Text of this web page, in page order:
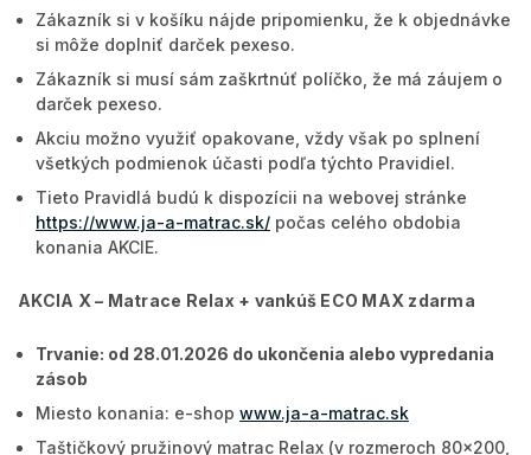
Zákazník si v košíku nájde pripomienku, že k objednávke
si môže doplniť darček pexeso.
Zákazník si musí sám zaškrtnúť políčko, že má záujem o
darček pexeso.
Akciu možno využiť opakovane, vždy však po splnení
všetkých podmienok účasti podľa týchto Pravidiel.
Tieto Pravidlá budú k dispozícii na webovej stránke
https://www.ja-a-matrac.sk/ počas celého obdobia
konania AKCIE.
AKCIA X – Matrace Relax + vankúš ECO MAX zdarma
Trvanie: od 28.01.2026 do ukončenia alebo vypredania
zásob
Miesto konania: e-shop www.ja-a-matrac.sk
Taštičkový pružinový matrac Relax (v rozmeroch 80x200,